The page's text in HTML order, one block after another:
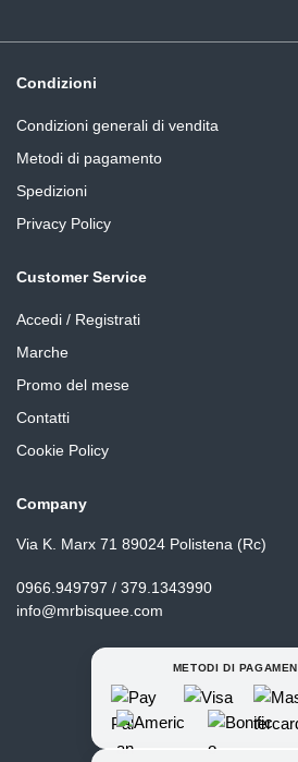
Condizioni
Condizioni generali di vendita
Metodi di pagamento
Spedizioni
Privacy Policy
Customer Service
Accedi / Registrati
Marche
Promo del mese
Contatti
Cookie Policy
Company
Via K. Marx 71 89024 Polistena (Rc)
0966.949797 / 379.1343990
info@mrbisquee.com
METODI DI